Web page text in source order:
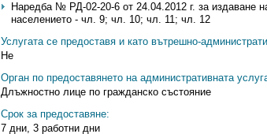
Наредба № РД-02-20-6 от 24.04.2012 г. за издаване
населението - чл. 9; чл. 10; чл. 11; чл. 12
Услугата се предоставя и като вътрешно-
Не
Орган по предоставянето на административната
Длъжностно лице по гражданско състояние
Срок за предоставяне:
7 дни, 3 работни дни